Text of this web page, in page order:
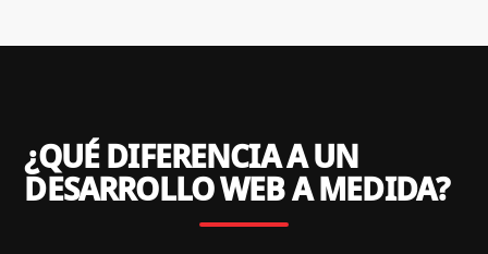
¿QUÉ DIFERENCIA A UN
DESARROLLO WEB A MEDIDA?